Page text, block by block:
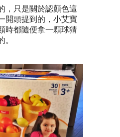
，只是關於認顏色這
開頭提到的，小艾寶
時都隨便拿一顆球猜
。